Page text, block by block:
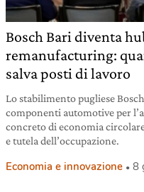
Bosch Bari diventa
remanufacturing:
salva posti di lavoro
Lo stabilimento pugliese
componenti automotive per
concreto di economia
e tutela dell’occupazione.
Economia e innovazione 8